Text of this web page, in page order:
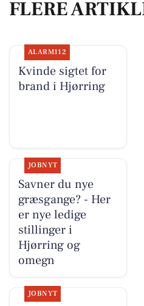
FLERE
ALARM112
Kvinde sigtet for
brand i Hjørring
JOBNYT
Savner du nye
græsgange? - Her
er nye ledige
stillinger i
Hjørring og
omegn
JOBNYT